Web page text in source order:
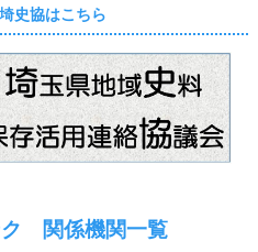
埼史協はこちら
ク 関係機関一覧